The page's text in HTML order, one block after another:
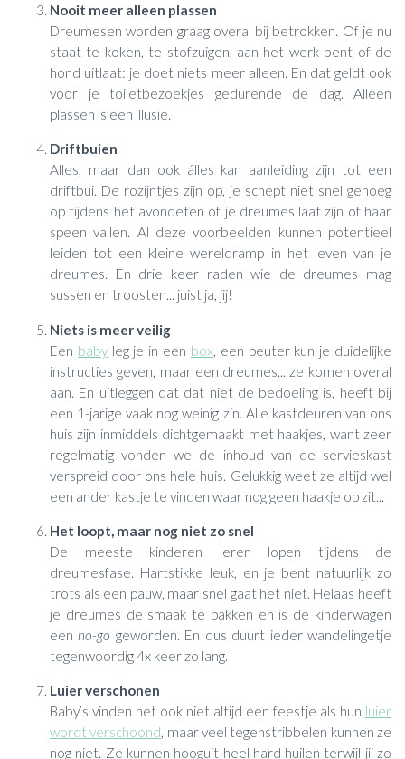
Nooit meer alleen plassen
Dreumesen worden graag overal bij betrokken. Of je nu
staat te koken, te stofzuigen, aan het werk bent of de
hond uitlaat: je doet niets meer alleen. En dat geldt ook
voor je toiletbezoekjes gedurende de dag. Alleen
plassen is een illusie.
Driftbuien
Alles, maar dan ook álles kan aanleiding zijn tot een
driftbui. De rozijntjes zijn op, je schept niet snel genoeg
op tijdens het avondeten of je dreumes laat zijn of haar
speen vallen. Al deze voorbeelden kunnen potentieel
leiden tot een kleine wereldramp in het leven van je
dreumes. En drie keer raden wie de dreumes mag
sussen en troosten... juist ja, jij!
Niets is meer veilig
Een babyleg je in een box, een peuter kun je duidelijke
instructies geven, maar een dreumes... ze komen overal
aan. En uitleggen dat dat niet de bedoeling is, heeft bij
een 1-jarige vaak nog weinig zin. Alle kastdeuren van ons
huis zijn inmiddels dichtgemaakt met haakjes, want zeer
regelmatig vonden we de inhoud van de servieskast
verspreid door ons hele huis. Gelukkig weet ze altijd wel
een ander kastje te vinden waar nog geen haakje op zit...
Het loopt, maar nog niet zo snel
De meeste kinderen leren lopen tijdens de
dreumesfase. Hartstikke leuk, en je bent natuurlijk zo
trots als een pauw, maar snel gaat het niet. Helaas heeft
je dreumes de smaak te pakken en is de kinderwagen
een no-go geworden. En dus duurt ieder wandelingetje
tegenwoordig 4x keer zo lang.
Luier verschonen
Baby’s vinden het ook niet altijd een feestje als hun luier
wordt verschoond, maar veel tegenstribbelen kunnen ze
nog niet. Ze kunnen hooguit heel hard huilen terwijl jij zo